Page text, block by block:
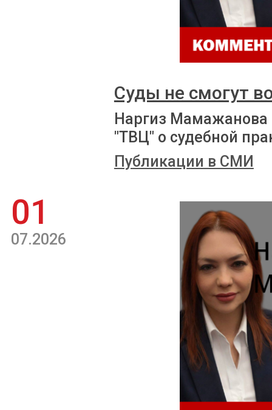
Суды не смогут
Наргиз Мамажанова
"ТВЦ" о судебной
Публикации в СМИ
01
07.2026